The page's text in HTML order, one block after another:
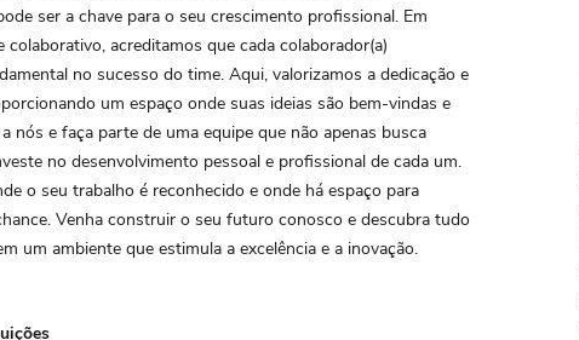
ser a chave para o seu crescimento profissional. Em
acreditamos que cada colaborador(a)
no sucesso do time. Aqui, valorizamos a dedicação e
um espaço onde suas ideias são bem-vindas e
nós e faça parte de uma equipe que não apenas busca
no desenvolvimento pessoal e profissional de cada um.
o seu trabalho é reconhecido e onde há espaço para
Venha construir o seu futuro conosco e descubra tudo
um ambiente que estimula a excelência e a inovação.